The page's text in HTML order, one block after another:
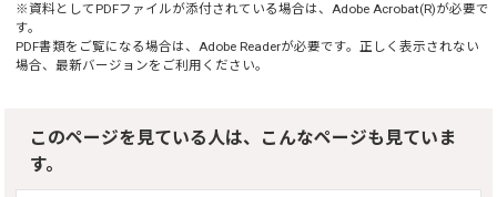
※資料としてPDFファイルが添付されている場合は、Adobe Acrobat(R)が必要で
す。
PDF書類をご覧になる場合は、Adobe Readerが必要です。正しく表示されない
場合、最新バージョンをご利用ください。
このページを見ている人は、こんなページも見ていま
す。